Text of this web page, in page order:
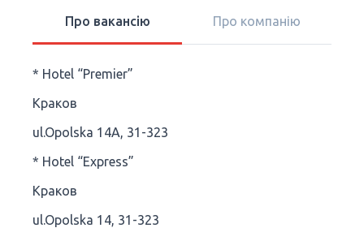
Про вакансію Про компанію
* Hotel “Premier”
Краков
ul.Opolska 14A, 31-323
* Hotel “Express”
Краков
ul.Opolska 14, 31-323